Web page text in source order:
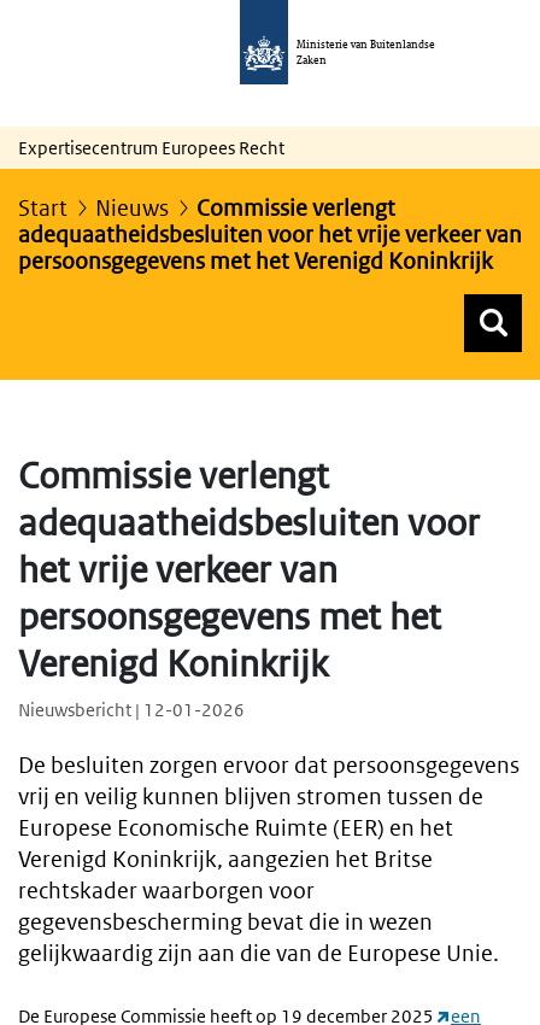
Ministerie van Buitenlandse
Zaken
Expertisecentrum Europees Recht
Start Nieuws
Commissie verlengt
adequaatheidsbesluiten voor het vrije verkeer van
persoonsgegevens met het Verenigd Koninkrijk
Commissie verlengt
adequaatheidsbesluiten voor
het vrije verkeer van
persoonsgegevens met het
Verenigd Koninkrijk
Nieuwsbericht | 12-01-2026
De besluiten zorgen ervoor dat persoonsgegevens
vrij en veilig kunnen blijven stromen tussen de
Europese Economische Ruimte (EER) en het
Verenigd Koninkrijk, aangezien het Britse
rechtskader waarborgen voor
gegevensbescherming bevat die in wezen
gelijkwaardig zijn aan die van de Europese Unie.
De Europese Commissie heeft op 19 december 2025
een